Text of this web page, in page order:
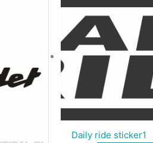
Daily ride sticker1